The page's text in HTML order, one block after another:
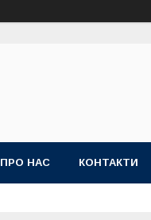
ПРО НАС КОНТАКТИ